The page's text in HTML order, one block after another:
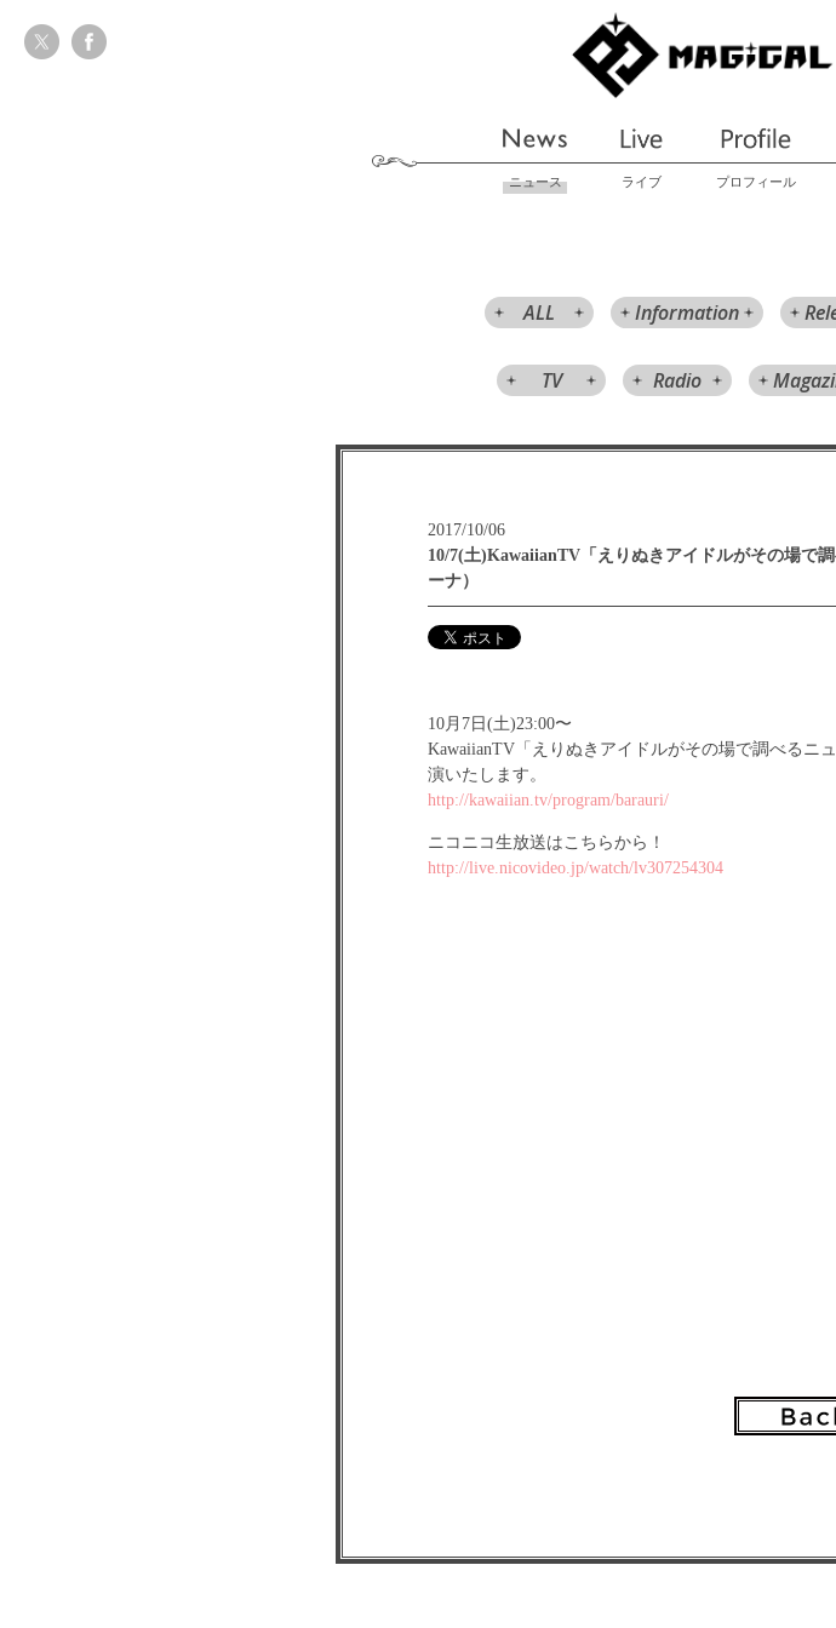
ニュース ライブ プロフィール
ALL Information
TV Radio
2017/10/06
10/7(土)KawaiianTV「えりぬきアイドルがその場で
ーナ）
10月7日(土)23:00〜
KawaiianTV「えりぬきアイドルがその場で調べるニ
演いたします。
http://kawaiian.tv/program/barauri/
ニコニコ生放送はこちらから！
http://live.nicovideo.jp/watch/lv307254304